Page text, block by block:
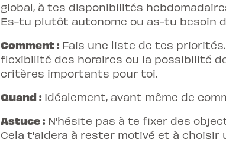
global, à tes disponibilités
Es-tu plutôt autonome ou as-tu besoin
Comment : Fais une liste de tes
flexibilité des horaires ou la possibilité
critères importants pour toi.
Quand : Idéalement, avant même de
Astuce : N'hésite pas à te fixer des
Cela t'aidera à rester motivé et à choisir